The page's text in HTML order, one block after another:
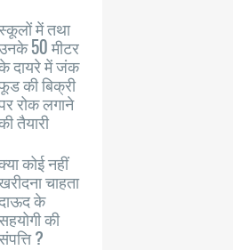
में तथा
50 मीटर
दायरे में जंक
की बिक्री
रोक लगाने
तैयारी
कोई नहीं
चाहता
के
की
?